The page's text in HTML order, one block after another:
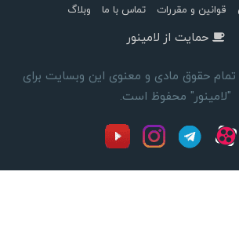
قوانین و مقررات تماس با ما وبلاگ
حمایت از لامینور
رایت 1405 © تمام حقوق مادی و معنوی این وبسایت برای
"لامینور" محفوظ است.